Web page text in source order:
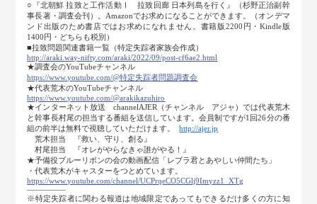
○『北朝鮮 拉致と工作活動Ⅰ 拉致回廊 日本列島を行く』（杉野正治副幹
事長著・調査会刊）。Amazonでお求めになることができます。（オンデマ
ンド出版のため書店ではお求めになれません。書籍版2200円・Kindle版
1400円・どちらも税別）
■拉致問題関連書籍一覧（特定失踪者家族会作成）
http://araki.way-nifty.com/araki/2022/09/post-cf6ae2.html
★調査会のYouTubeチャンネル
https://www.youtube.com/@特定失踪者問題調査会
★代表荒木のYouTubeチャンネル
https://www.youtube.com/@arakikazuhiro
★インターネット放送 channelAJER（チャンネル アジャ）では代表荒木
と幹事長村尾の担当する番組を送信しています。会員制ですが1回26分の番
組の前半は無料で視聴していただけます。http://ajer.jp
荒木担当 『救い、守り、創る』
村尾担当 『オレがやらなきゃ誰がやる！』
★予備役ブルーリボンの会の動画配信「レブラ君とあやしい仲間たち」
・代表荒木がキャスターをつとめています。
https://www.youtube.com/channel/UCPrqeCO5CGlj9Imyzz1_XTg
―――――
※特定失踪者に関わる報道は地域限定であってもできるだけ多くの方に知